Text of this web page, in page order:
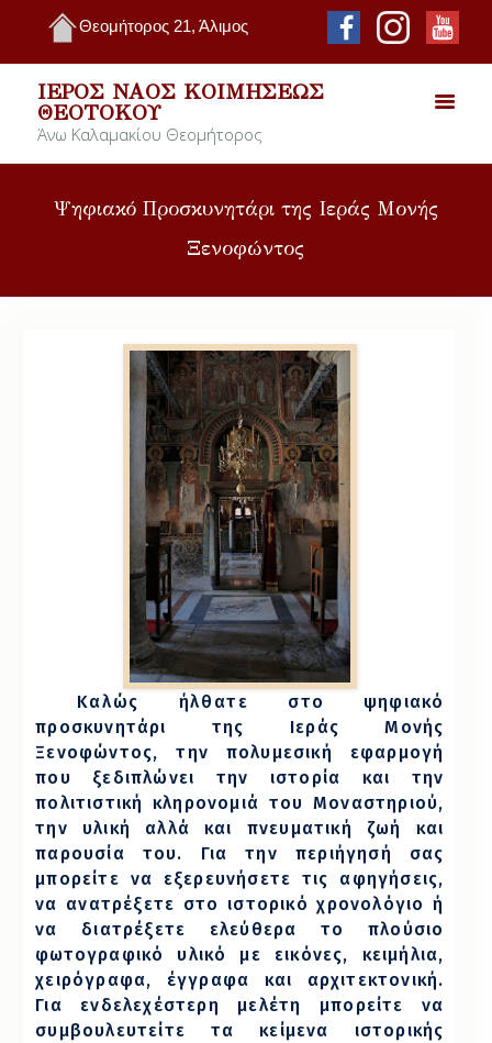
Θεομήτορος 21, Άλιμος
ΙΕΡΌΣ ΝΑΌΣ ΚΟΙΜΉΣΕΩΣ
ΘΕΟΤΌΚΟΥ
Άνω Καλαμακίου Θεομήτορος
Ψηφιακό Προσκυνητάρι της Ιεράς Μονής
Ξενοφώντος
Καλώς ήλθατε στο ψηφιακό
προσκυνητάρι της Ιεράς Μονής
Ξενοφώντος, την πολυμεσική εφαρμογή
που ξεδιπλώνει την ιστορία και την
πολιτιστική κληρονομιά του Μοναστηριού,
την υλική αλλά και πνευματική ζωή και
παρουσία του. Για την περιήγησή σας
μπορείτε να εξερευνήσετε τις αφηγήσεις,
να ανατρέξετε στο ιστορικό χρονολόγιο ή
να διατρέξετε ελεύθερα το πλούσιο
φωτογραφικό υλικό με εικόνες, κειμήλια,
χειρόγραφα, έγγραφα και αρχιτεκτονική.
Για ενδελεχέστερη μελέτη μπορείτε να
συμβουλευτείτε τα κείμενα ιστορικής